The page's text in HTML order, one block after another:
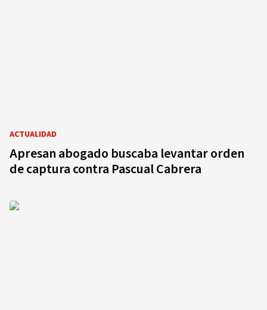
ACTUALIDAD
Apresan abogado buscaba levantar orden
de captura contra Pascual Cabrera